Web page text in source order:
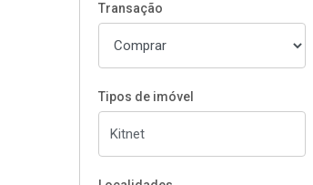
Transação
Tipos de imóvel